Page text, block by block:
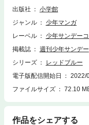
出版社
小学館
ジャンル
少年マンガ
レーベル
少年サンデー
掲載誌
週刊少年サンデー
シリーズ
レッドブルー
電子版配信開始日
2022/
ファイルサイズ
72.10
作品をシェアする